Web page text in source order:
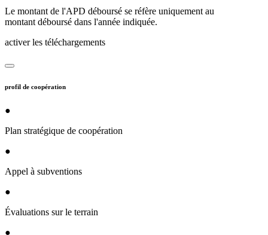
Le montant de l'APD déboursé se réfère uniquement au
montant déboursé dans l'année indiquée.
activer les téléchargements
profil de coopération
●
Plan stratégique de coopération
●
Appel à subventions
●
Évaluations sur le terrain
●